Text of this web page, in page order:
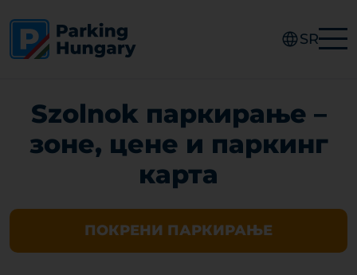
SR
Szolnok паркирање –
зоне, цене и паркинг
карта
ПОКРЕНИ ПАРКИРАЊЕ